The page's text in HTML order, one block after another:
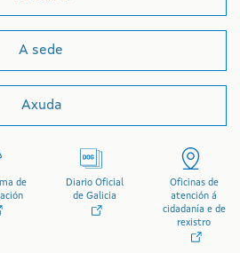
A sede
Axuda
de
Diario Oficial
de Galicia
Oficinas de
atención á
cidadanía e de
rexistro